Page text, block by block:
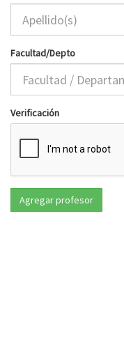
Facultad/Depto
Verificación